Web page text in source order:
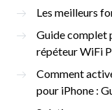
Les meilleurs
Guide complet
répéteur WiFi
Comment
pour iPhone :